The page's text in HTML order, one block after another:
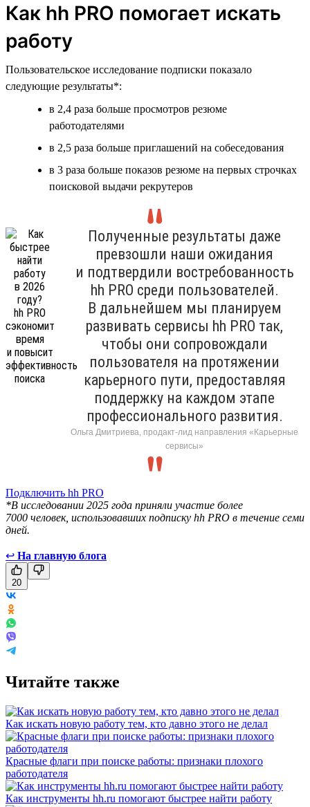
Как hh PRO помогает искать
работу
Пользовательское исследование подписки показало
следующие результаты*:
в 2,4 раза больше просмотров резюме
работодателями
в 2,5 раза больше приглашений на собеседования
в 3 раза больше показов резюме на первых строчках
поисковой выдачи рекрутеров
Полученные результаты даже
превзошли наши ожидания
и подтвердили востребованность
hh PRO среди пользователей.
В дальнейшем мы планируем
развивать сервисы hh PRO так,
чтобы они сопровождали
пользователя на протяжении
карьерного пути, предоставляя
поддержку на каждом этапе
профессионального развития.
Ольга Дмитриева, продакт-лид направления «Карьерные
сервисы»
Подключить hh PRO
*В исследовании 2025 года приняли участие более
7000 человек, использовавших подписку hh PRO в течение семи
дней.
↩ На главную блога
20
Читайте также
Как искать новую работу тем, кто давно этого не делал
Красные флаги при поиске работы: признаки плохого
работодателя
Как инструменты hh.ru помогают быстрее найти работу